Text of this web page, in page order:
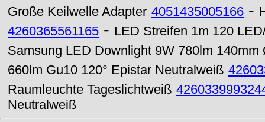
Große Keilwelle Adapter 4051435005166 -
4260365561165 - LED Streifen 1m 120
Samsung LED Downlight 9W 780lm
660lm Gu10 120° Epistar Neutralweiß
Raumleuchte Tageslichtweiß
Neutralweiß